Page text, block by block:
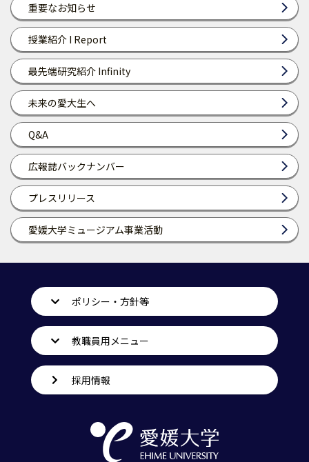
重要なお知らせ
授業紹介 I Report
最先端研究紹介 Infinity
未来の愛大生へ
Q&A
広報誌バックナンバー
プレスリリース
愛媛大学ミュージアム事業活動
ポリシー・方針等
教職員用メニュー
採用情報